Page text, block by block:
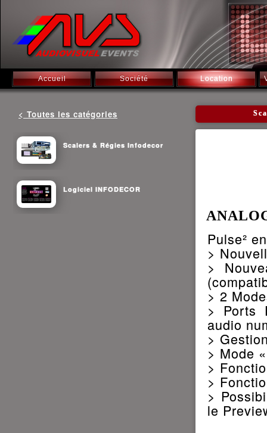
Accueil Société Location
< Toutes les catégories
Scalers & Régies Infodecor
Logiciel INFODECOR
Pulse²
>
>
> 2
> Ports
audio
>
> Mode
>
>
>
le